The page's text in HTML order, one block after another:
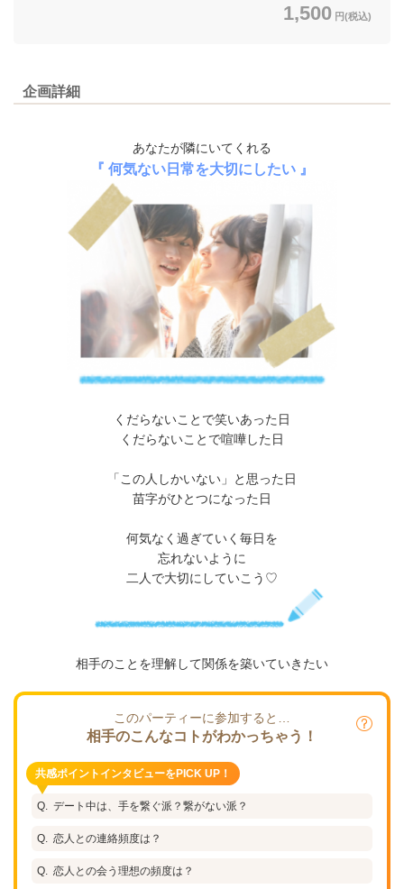
1,500 円(税込)
企画詳細
あなたが隣にいてくれる
『 何気ない日常を大切にしたい 』
くだらないことで笑いあった日
くだらないことで喧嘩した日
「この人しかいない」と思った日
苗字がひとつになった日
何気なく過ぎていく毎日を
忘れないように
二人で大切にしていこう♡
相手のことを理解して関係を築いていきたい
このパーティーに参加すると…
相手のこんなコトがわかっちゃう！
共感ポイントインタビューをPICK UP！
デート中は、手を繋ぐ派？繋がない派？
恋人との連絡頻度は？
恋人との会う理想の頻度は？